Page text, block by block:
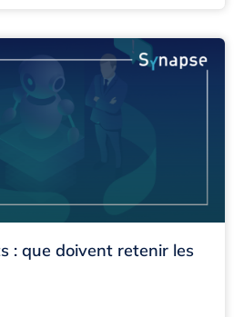
: que doivent retenir les